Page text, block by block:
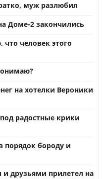
муж разлюбил
Доме-2 закончились
человек этого
на хотелки Вероники
радостные крики
порядок бороду и
друзьями прилетел на